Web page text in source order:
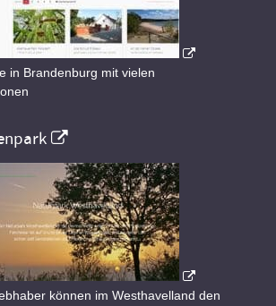
in Brandenburg mit vielen
können im Westhavelland den